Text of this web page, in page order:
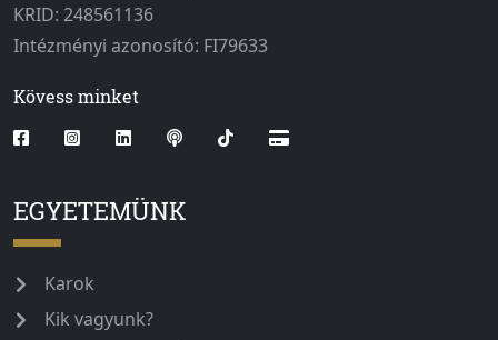
KRID: 248561136
Intézményi azonosító: FI79633
Kövess minket
EGYETEMÜNK
Karok
Kik vagyunk?